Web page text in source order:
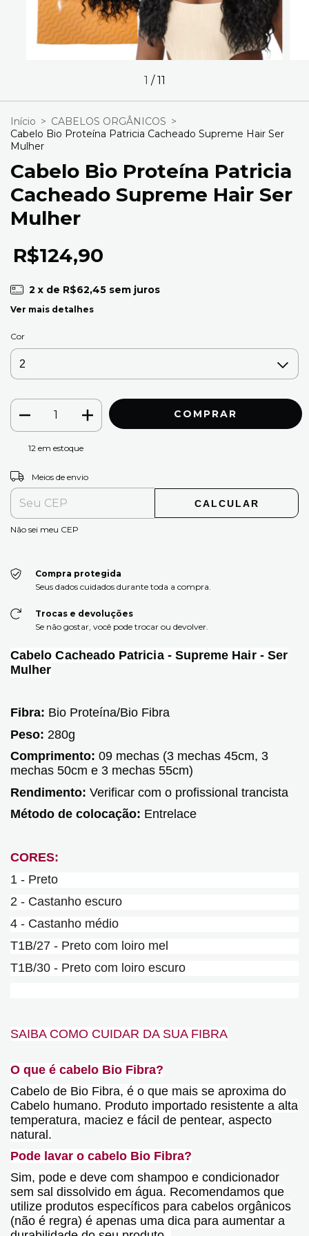
1 /11
Início > CABELOS ORGÂNICOS >
Cabelo Bio Proteína Patricia Cacheado Supreme Hair Ser
Mulher
Cabelo Bio Proteína Patricia
Cacheado Supreme Hair Ser
Mulher
R$124,90
2 x de R$62,45 sem juros
Ver mais detalhes
Cor
12 em estoque
Entregas para o CEP:
Meios de envio
CALCULAR
Não sei meu CEP
Compra protegida
Seus dados cuidados durante toda a compra.
Trocas e devoluções
Se não gostar, você pode trocar ou devolver.
Cabelo Cacheado Patricia - Supreme Hair - Ser
Mulher
Fibra: Bio Proteína/Bio Fibra
Peso: 280g
Comprimento: 09 mechas (3 mechas 45cm, 3
mechas 50cm e 3 mechas 55cm)
Rendimento: Verificar com o profissional trancista
Método de colocação: Entrelace
CORES:
1 - Preto
2 - Castanho escuro
4 - Castanho médio
T1B/27 - Preto com loiro mel
T1B/30 - Preto com loiro escuro
SAIBA COMO CUIDAR DA SUA FIBRA
O que é cabelo Bio Fibra?
Cabelo de Bio Fibra, é o que mais se aproxima do
Cabelo humano. Produto importado resistente a alta
temperatura, maciez e fácil de pentear, aspecto
natural.
Pode lavar o cabelo Bio Fibra?
Sim, pode e deve com shampoo e condicionador
sem sal dissolvido em água. Recomendamos que
utilize produtos específicos para cabelos orgânicos
(não é regra) é apenas uma dica para aumentar a